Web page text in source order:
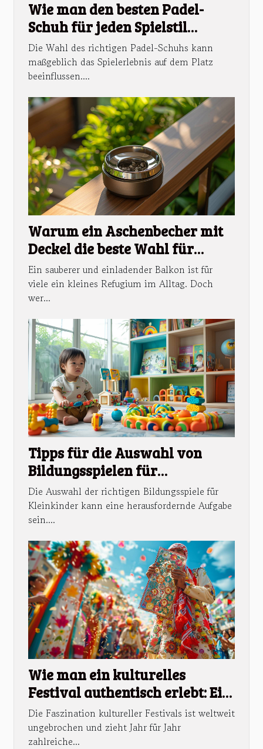
Wie man den besten Padel-
Schuh für jeden Spielstil
auswählt
Die Wahl des richtigen Padel-Schuhs kann
maßgeblich das Spielerlebnis auf dem Platz
beeinflussen....
Warum ein Aschenbecher mit
Deckel die beste Wahl für
Balkone ist
Ein sauberer und einladender Balkon ist für
viele ein kleines Refugium im Alltag. Doch
wer...
Tipps für die Auswahl von
Bildungsspielen für
Kleinkinder
Die Auswahl der richtigen Bildungsspiele für
Kleinkinder kann eine herausfordernde Aufgabe
sein....
Wie man ein kulturelles
Festival authentisch erlebt: Ein
umfassender Ratgeber
Die Faszination kultureller Festivals ist weltweit
ungebrochen und zieht Jahr für Jahr
zahlreiche...